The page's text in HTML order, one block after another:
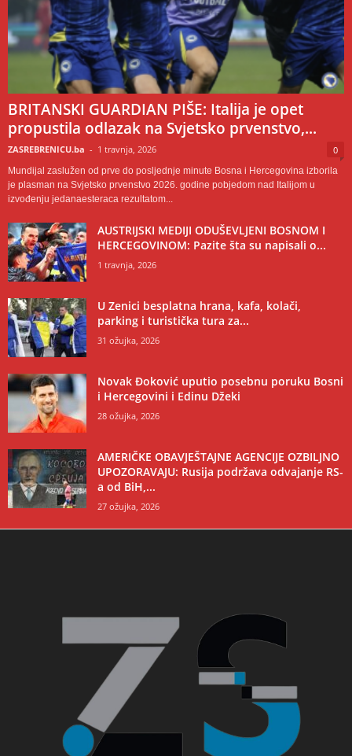
BRITANSKI GUARDIAN PIŠE: Italija je opet
propustila odlazak na Svjetsko prvenstvo,...
ZASREBRENICU.ba - 1 travnja, 2026 0
Mundijal zaslužen od prve do posljednje minute Bosna i Hercegovina izborila
je plasman na Svjetsko prvenstvo 2026. godine pobjedom nad Italijom u
izvođenju jedanaesteraca rezultatom...
AUSTRIJSKI MEDIJI ODUŠEVLJENI BOSNOM I
HERCEGOVINOM: Pazite šta su napisali o...
1 travnja, 2026
U Zenici besplatna hrana, kafa, kolači,
parking i turistička tura za...
31 ožujka, 2026
Novak Đoković uputio posebnu poruku Bosni
i Hercegovini i Edinu Džeki
28 ožujka, 2026
AMERIČKE OBAVJEŠTAJNE AGENCIJE OZBILJNO
UPOZORAVAJU: Rusija podržava odvajanje RS-
a od BiH,...
27 ožujka, 2026